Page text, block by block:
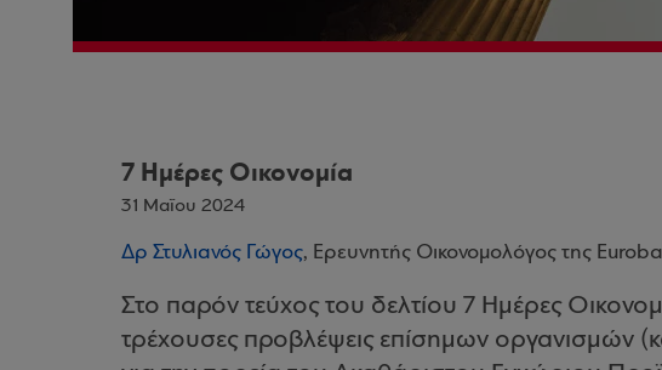
7 Ημέρες Οικονομία
31 Μαΐου 2024
Δρ Στυλιανός Γώγος, Ερευνητής Οικονομολόγος της
Στο παρόν τεύχος του δελτίου 7 Ημέρες
τρέχουσες προβλέψεις επίσημων οργανισμών